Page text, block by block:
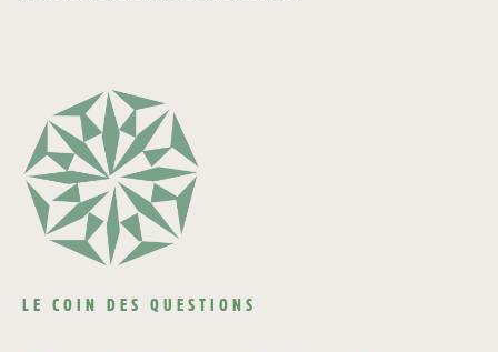
LE COIN DES QUESTIONS